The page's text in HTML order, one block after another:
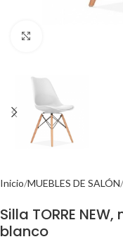
Inicio MUEBLES DE SALÓN
Silla TORRE
blanco